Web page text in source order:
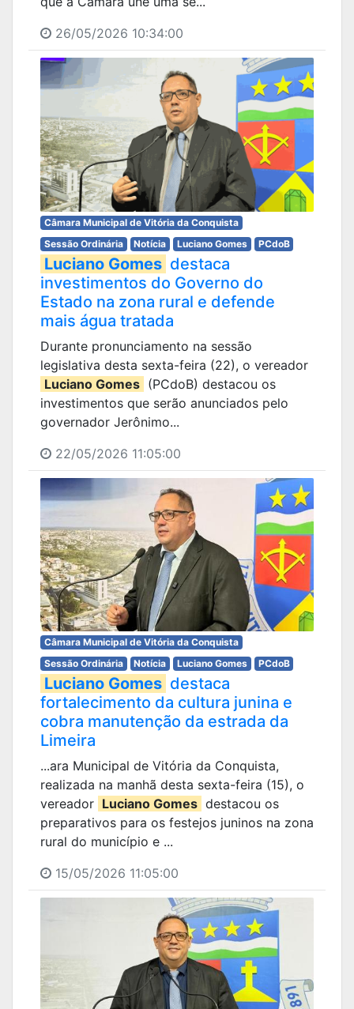
26/05/2026 10:34:00
Câmara Municipal de Vitória da Conquista
Sessão Ordinária
Notícia Luciano Gomes PCdoB
Luciano Gomes destaca
investimentos do Governo do
Estado na zona rural e defende
mais água tratada
Durante pronunciamento na sessão
legislativa desta sexta-feira (22), o vereador
Luciano Gomes (PCdoB) destacou os
investimentos que serão anunciados pelo
governador Jerônimo...
22/05/2026 11:05:00
Câmara Municipal de Vitória da Conquista
Sessão Ordinária
Notícia Luciano Gomes PCdoB
Luciano Gomes destaca
fortalecimento da cultura junina e
cobra manutenção da estrada da
Limeira
...ara Municipal de Vitória da Conquista,
realizada na manhã desta sexta-feira (15), o
vereador Luciano Gomes destacou os
preparativos para os festejos juninos na zona
rural do município e ...
15/05/2026 11:05:00